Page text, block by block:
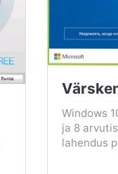
Windows
ja 8
lahendus